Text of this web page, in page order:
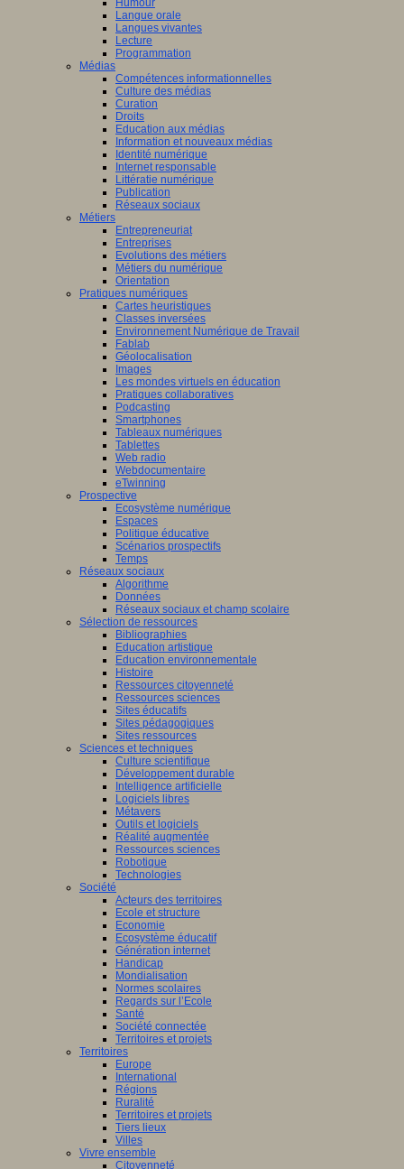
Humour
Langue orale
Langues vivantes
Lecture
Programmation
Médias
Compétences informationnelles
Culture des médias
Curation
Droits
Education aux médias
Information et nouveaux médias
Identité numérique
Internet responsable
Littératie numérique
Publication
Réseaux sociaux
Métiers
Entrepreneuriat
Entreprises
Evolutions des métiers
Métiers du numérique
Orientation
Pratiques numériques
Cartes heuristiques
Classes inversées
Environnement Numérique de Travail
Fablab
Géolocalisation
Images
Les mondes virtuels en éducation
Pratiques collaboratives
Podcasting
Smartphones
Tableaux numériques
Tablettes
Web radio
Webdocumentaire
eTwinning
Prospective
Ecosystème numérique
Espaces
Politique éducative
Scénarios prospectifs
Temps
Réseaux sociaux
Algorithme
Données
Réseaux sociaux et champ scolaire
Sélection de ressources
Bibliographies
Education artistique
Education environnementale
Histoire
Ressources citoyenneté
Ressources sciences
Sites éducatifs
Sites pédagogiques
Sites ressources
Sciences et techniques
Culture scientifique
Développement durable
Intelligence artificielle
Logiciels libres
Métavers
Outils et logiciels
Réalité augmentée
Ressources sciences
Robotique
Technologies
Société
Acteurs des territoires
Ecole et structure
Economie
Ecosystème éducatif
Génération internet
Handicap
Mondialisation
Normes scolaires
Regards sur l’Ecole
Santé
Société connectée
Territoires et projets
Territoires
Europe
International
Régions
Ruralité
Territoires et projets
Tiers lieux
Villes
Vivre ensemble
Citoyenneté